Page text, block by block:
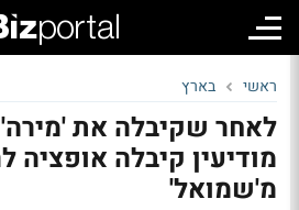
ראשי בארץ
לאחר שקיבלה את
מ'שמואל'